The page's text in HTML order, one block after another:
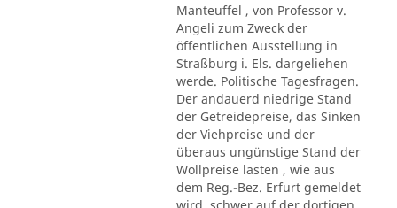
Manteuffel , von Professor v.
Angeli zum Zweck der
öffentlichen Ausstellung in
Straßburg i. Els. dargeliehen
werde. Politische Tagesfragen.
Der andauerd niedrige Stand
der Getreidepreise, das Sinken
der Viehpreise und der
überaus ungünstige Stand der
Wollpreise lasten , wie aus
dem Reg.-Bez. Erfurt gemeldet